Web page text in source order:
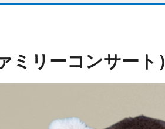
ミリーコンサート）